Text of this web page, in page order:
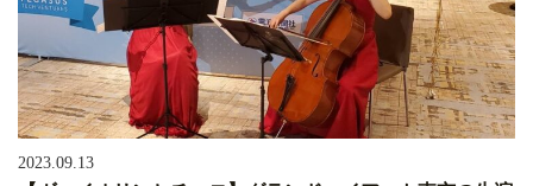
2023.09.13